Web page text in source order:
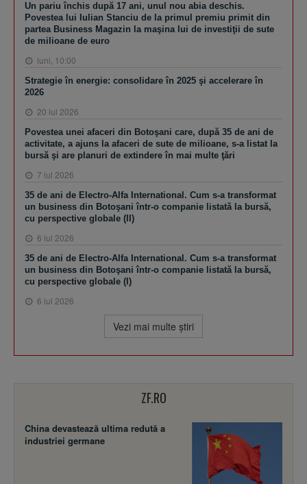
Un pariu închis după 17 ani, unul nou abia deschis.
Povestea lui Iulian Stanciu de la primul premiu primit din
partea Business Magazin la maşina lui de investiţii de sute
de milioane de euro
luni, 10:00
Strategie în energie: consolidare în 2025 şi accelerare în
2026
20 iul 2026
Povestea unei afaceri din Botoşani care, după 35 de ani de
activitate, a ajuns la afaceri de sute de milioane, s-a listat la
bursă şi are planuri de extindere în mai multe ţări
7 iul 2026
35 de ani de Electro-Alfa International. Cum s-a transformat
un business din Botoşani într-o companie listată la bursă,
cu perspective globale (II)
6 iul 2026
35 de ani de Electro-Alfa International. Cum s-a transformat
un business din Botoşani într-o companie listată la bursă,
cu perspective globale (I)
6 iul 2026
Vezi mai multe ştiri
ZF.RO
China devastează ultima redută a
industriei germane